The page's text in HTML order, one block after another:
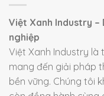
Việt Xanh Industry
nghiệp
Việt Xanh Industry là
mang đến giải pháp
bền vững. Chúng tôi